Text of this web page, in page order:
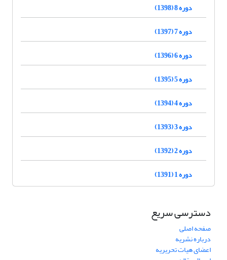
دوره 8 (1398)
دوره 7 (1397)
دوره 6 (1396)
دوره 5 (1395)
دوره 4 (1394)
دوره 3 (1393)
دوره 2 (1392)
دوره 1 (1391)
دسترسی سریع
صفحه اصلی
درباره نشریه
اعضای هیات تحریریه